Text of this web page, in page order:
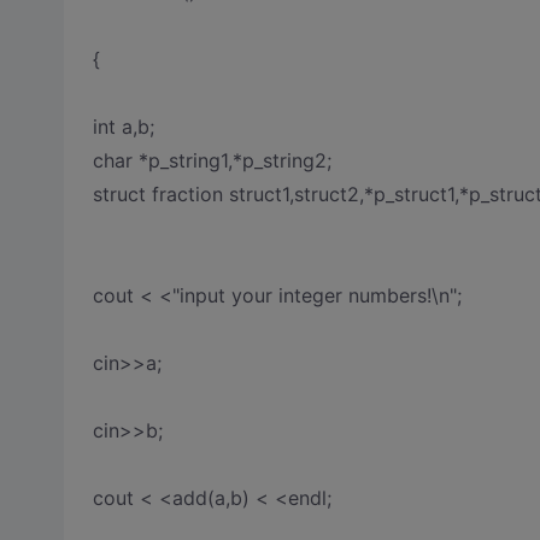
{
int a,b;
char *p_string1,*p_string2;
struct fraction
cout < <"input your integer numbers!\n";
cin>>a;
cin>>b;
cout < <add(a,b) < <endl;